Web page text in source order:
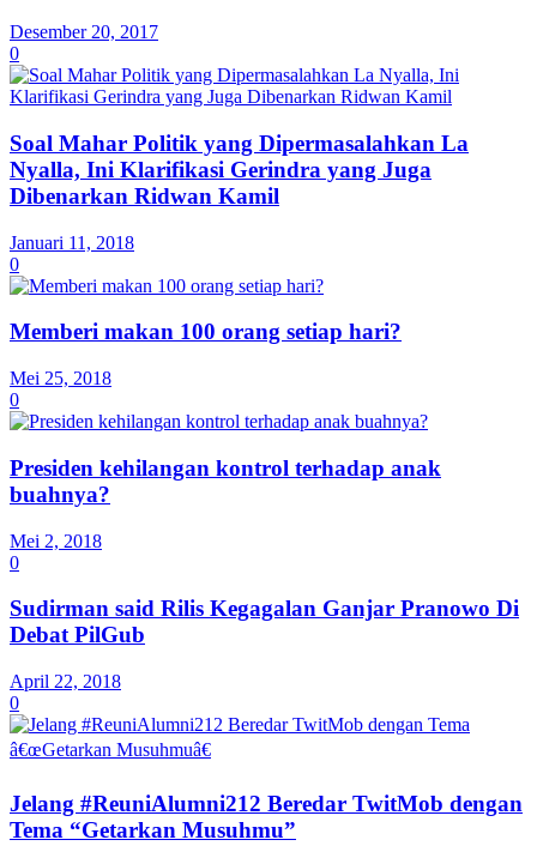
Desember 20, 2017
0
Soal Mahar Politik yang Dipermasalahkan La
Nyalla, Ini Klarifikasi Gerindra yang Juga
Dibenarkan Ridwan Kamil
Januari 11, 2018
0
Memberi makan 100 orang setiap hari?
Mei 25, 2018
0
Presiden kehilangan kontrol terhadap anak
buahnya?
Mei 2, 2018
0
Sudirman said Rilis Kegagalan Ganjar Pranowo Di
Debat PilGub
April 22, 2018
0
Jelang #ReuniAlumni212 Beredar TwitMob dengan
Tema “Getarkan Musuhmu”